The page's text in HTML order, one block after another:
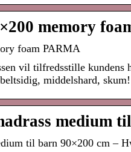
memory
foam PARMA
vil tilfredsstille kundens
middelshard,
medium
til barn 90×200 cm –